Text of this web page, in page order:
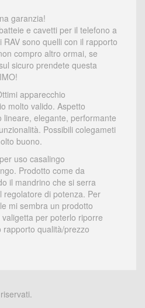
garanzia!
e cavetti per il telefono a
sono quelli con il rapporto
compro altro ormai, se
sicuro prendete questa
apparecchio
molto valido. Aspetto
elegante, performante
Possibili colegameti
buono.
uso casalingo
Prodotto come da
il mandrino che si serra
regolatore di potenza. Per
mi sembra un prodotto
per poterlo riporre
qualità/prezzo